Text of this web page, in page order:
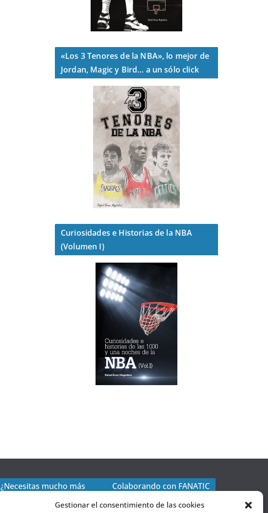
«Los 3 Tenores de la NBA», lo mejor de
Jordan, Magic y Bird… a un sólo click
Curiosidades e Historias de la NBA
(Volumen I)
¿Necesitas mucho más
Colaborando con FANATIC
Gestionar el consentimiento de las cookies